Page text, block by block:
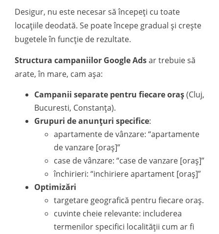
Desigur, nu este necesar să începeți cu toate
locațiile deodată. Se poate începe gradual și crește
bugetele în funcție de rezultate.
Structura campaniilor Google Adsar trebuie să
arate, în mare, cam așa:
Campanii separate pentru fiecare oraș(Cluj,
Bucuresti, Constanța).
Grupuri de anunțuri specifice:
apartamente de vânzare: “apartamente
de vanzare [oraș]”
case de vânzare: “case de vanzare [oraș]”
închirieri: “inchiriere apartament [oraș]”
Optimizări
targetare geografică pentru fiecare oraș.
cuvinte cheie relevante: includerea
termenilor specifici localității cum ar fi